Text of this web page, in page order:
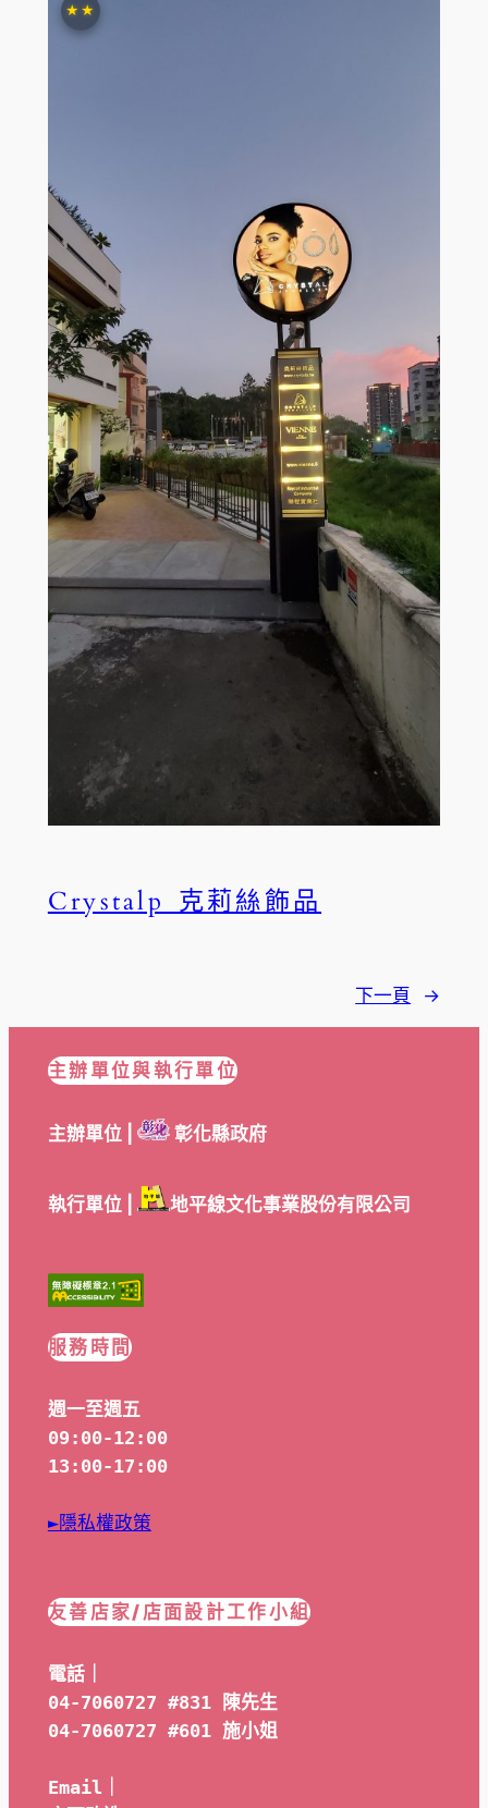
Crystalp 克莉絲飾品
★★
下一頁 →
主辦單位與執行單位
主辦單位 | 彰化縣政府
執行單位 | 地平線文化事業股份有限公司
服務時間
週一至週五
09:00-12:00
13:00-17:00
►隱私權政策
友善店家/店面設計工作小組
電話｜
04-7060727 #831 陳先生
04-7060727 #601 施小姐
Email｜